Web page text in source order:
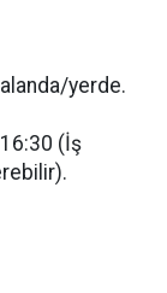
yerde.
(İş